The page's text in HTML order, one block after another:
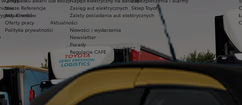
Zasięg aut elektrycznych
Zalety posiadania aut elektrycznych
Aktualności
Nowości i wydarzenia
Newsletter
Porady
Regulacje CAFE
Klientów
Sklep Toyoty
Nasze Referencje
Aktualności
Oferty pracy
Polityka prywatności